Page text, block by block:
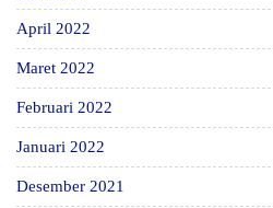
April 2022
Maret 2022
Februari 2022
Januari 2022
Desember 2021